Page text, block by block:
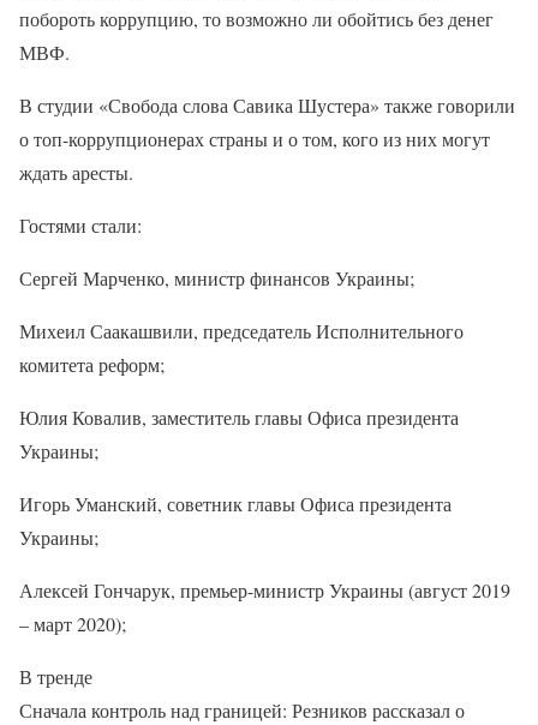
побороть коррупцию, то возможно ли обойтись без денег
МВФ.
В студии «Свобода слова Савика Шустера» также говорили
о топ-коррупционерах страны и о том, кого из них могут
ждать аресты.
Гостями стали:
Сергей Марченко, министр финансов Украины;
Михеил Саакашвили, председатель Исполнительного
комитета реформ;
Юлия Ковалив, заместитель главы Офиса президента
Украины;
Игорь Уманский, советник главы Офиса президента
Украины;
Алексей Гончарук, премьер-министр Украины (август 2019
– март 2020);
В тренде
Сначала контроль над границей: Резников рассказал о